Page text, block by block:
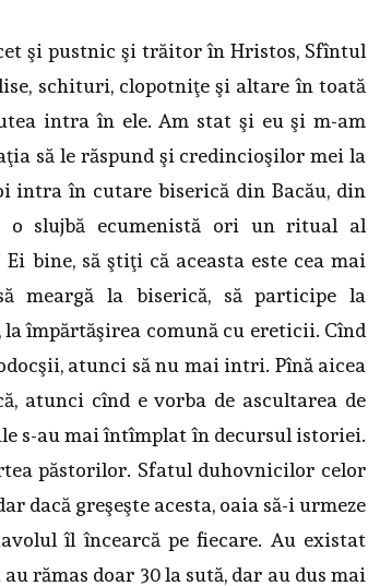
şi pustnic şi trăitor în Hristos, Sfîntul
schituri, clopotniţe şi altare în toată
intra în ele. Am stat şi eu şi m-am
să le răspund şi credincioşilor mei la
intra în cutare biserică din Bacău, din
o slujbă ecumenistă ori un ritual al
bine, să ştiţi că aceasta este cea mai
meargă la biserică, să participe la
la împărtăşirea comună cu ereticii. Cînd
atunci să nu mai intri. Pînă aicea
atunci cînd e vorba de ascultarea de
s-au mai întîmplat în decursul istoriei.
păstorilor. Sfatul duhovnicilor celor
dacă greşeşte acesta, oaia să-i urmeze
îl încearcă pe fiecare. Au existat
rămas doar 30 la sută, dar au dus mai